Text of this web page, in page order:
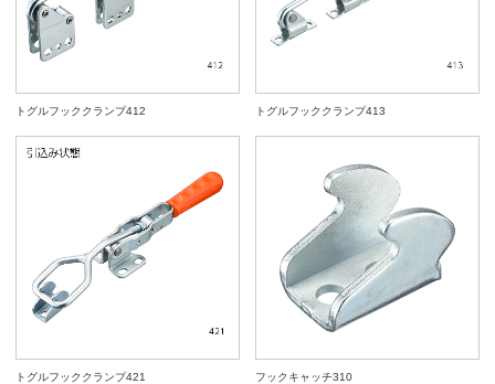
トグルフッククランプ412 トグルフッククランプ413
トグルフッククランプ421 フックキャッチ310